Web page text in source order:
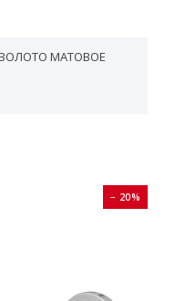
МАТОВОЕ
− 20%